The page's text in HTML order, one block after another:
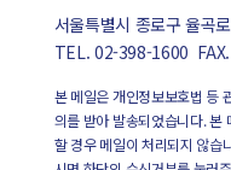
서울특별시 종로구 율곡
TEL. 02-398-1600
본 메일은 개인정보보호법 등
의를 받아 발송되었습니다. 본
할 경우 메일이 처리되지 않습